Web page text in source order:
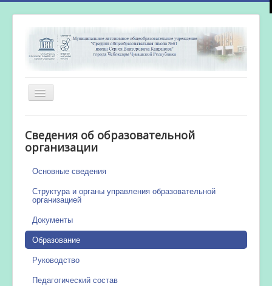
Включить/
выключить
Новости
Сведения об образовательной
организации
Основные сведения
Структура и органы управления образовательной
организацией
Документы
Образование
Руководство
Педагогический состав